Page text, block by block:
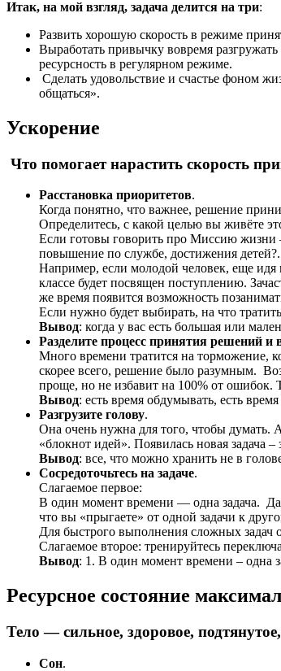
Итак, на мой взгляд, задача делится на три:
Развить хорошую скорость в режиме
Выработать привычку вовремя
ресурсность в регулярном режиме.
Сделать удовольствие и счастье фоном
общаться».
Ускорение
Что помогает нарастить скорость
Расстановка приоритетов.
Когда понятно, что важнее, решение
Определитесь, с какой целью вы живёте
Если готовы говорить про Миссию жизни
повышение по службе, достижения
Например, если молодой человек, еще идя
классе будет посвящен поступлению.
же время появится возможность
Если нужно будет выбирать, на что
Вывод: когда у вас есть большая или
Разделите процесс принятия решений и
Много времени тратится на торможение,
скорее всего, решение было разумным.
проще, но не избавит на 100% от ошибок.
Вывод: есть время обдумывать, есть
Разгрузите голову.
Она очень нужна для того, чтобы думать.
«блокнот идей». Появилась новая задача –
Вывод: все, что можно хранить не в
Сосредоточьтесь на задаче.
Слагаемое первое:
В один момент времени — одна задача.
что вы «прыгаете» от одной задачи к
Для быстрого выполнения сложных задач
Слагаемое второе: тренируйтесь
Вывод: 1. В один момент времени – одна
Ресурсное состояние
Тело — сильное, здоровое,
Сон.